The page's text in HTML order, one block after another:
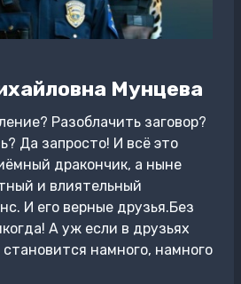
Мунцева
Разоблачить заговор?
Да запросто! И всё это
дракончик, а ныне
и влиятельный
И его верные друзья.Без
А уж если в друзьях
намного, намного